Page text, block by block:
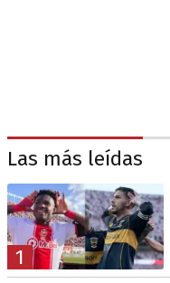
Las más leídas
1